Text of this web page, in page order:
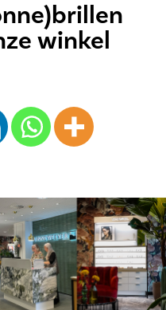
winkel